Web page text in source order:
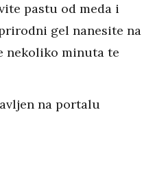
pastu od meda i
gel nanesite na
nekoliko minuta te
na portalu